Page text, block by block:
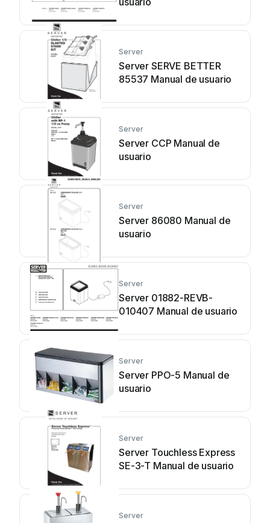
Server
Server SERVE BETTER
85537 Manual de usuario
Server
Server CCP Manual de
usuario
Server
Server 86080 Manual de
usuario
Server
Server 01882-REVB-
010407 Manual de usuario
Server
Server PPO-5 Manual de
usuario
Server
Server Touchless Express
SE-3-T Manual de usuario
Server